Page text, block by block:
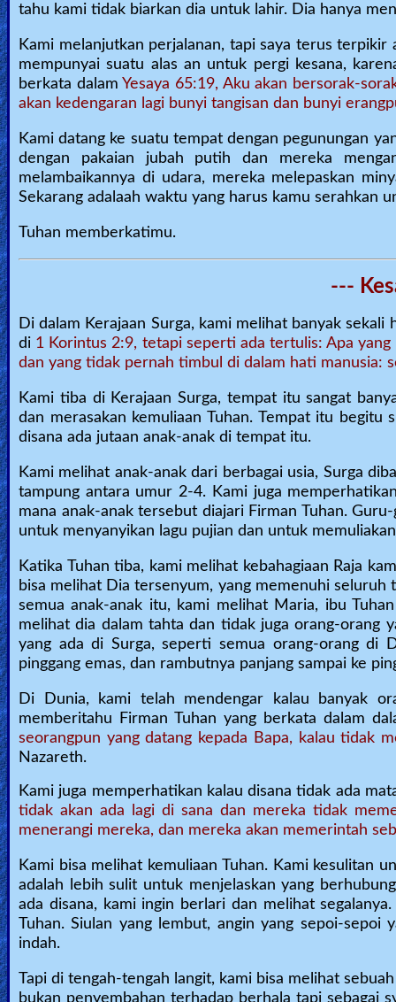
tahu kami tidak biarkan dia untuk lahir. Dia hanya
Kami melanjutkan perjalanan, tapi saya terus terpikir
mempunyai suatu alas an untuk pergi kesana,
berkata dalamYesaya 65:19, Aku akan bersorak-
akan kedengaran lagi bunyi tangisan dan bunyi
Kami datang ke suatu tempat dengan pegunungan
dengan pakaian jubah putih dan mereka
melambaikannya di udara, mereka melepaskan
Sekarang adalaah waktu yang harus kamu serahkan
Tuhan memberkatimu.
---
Di dalam Kerajaan Surga, kami melihat banyak
di 1 Korintus 2:9, tetapi seperti ada tertulis: Apa
dan yang tidak pernah timbul di dalam hati manusia:
Kami tiba di Kerajaan Surga, tempat itu sangat
dan merasakan kemuliaan Tuhan. Tempat itu begitu
disana ada jutaan anak-anak di tempat itu.
Kami melihat anak-anak dari berbagai usia, Surga
tampung antara umur 2-4. Kami juga
mana anak-anak tersebut diajari Firman Tuhan.
untuk menyanyikan lagu pujian dan untuk memuliakan
Katika Tuhan tiba, kami melihat kebahagiaan Raja
bisa melihat Dia tersenyum, yang memenuhi
semua anak-anak itu, kami melihat Maria, ibu
melihat dia dalam tahta dan tidak juga orang-orang
yang ada di Surga, seperti semua orang-orang di
pinggang emas, dan rambutnya panjang sampai ke
Di Dunia, kami telah mendengar kalau banyak
memberitahu Firman Tuhan yang berkata dalam
seorangpun yang datang kepada Bapa, kalau tidak
Nazareth.
Kami juga memperhatikan kalau disana tidak ada
tidak akan ada lagi di sana dan mereka tidak
menerangi mereka, dan mereka akan memerintah
Kami bisa melihat kemuliaan Tuhan. Kami kesulitan
adalah lebih sulit untuk menjelaskan yang
ada disana, kami ingin berlari dan melihat
Tuhan. Siulan yang lembut, angin yang sepoi-sepoi
indah.
Tapi di tengah-tengah langit, kami bisa melihat
bukan penyembahan terhadap berhala tapi sebagai